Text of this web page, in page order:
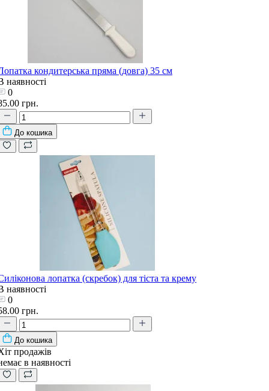
кондитерська пряма (довга) 35 см
наявності
0
грн.
До кошика
лопатка (скребок) для тіста та крему
наявності
0
грн.
До кошика
продажів
в наявності